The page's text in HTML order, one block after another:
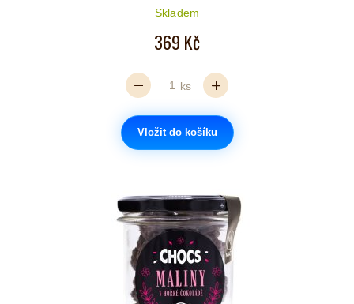
Počet hvězdiček je 5 z 5
Skladem
369 Kč
ks
Vložit do košíku